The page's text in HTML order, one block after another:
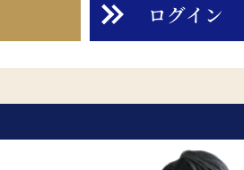
ログイン